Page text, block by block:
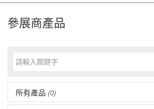
參展商產品
所有產品 (0)